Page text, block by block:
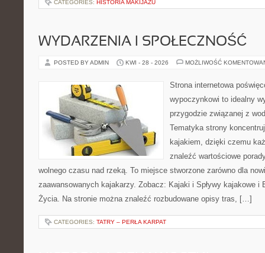
CATEGORIES: HISTORIA MAKIJAŻU
WYDARZENIA I SPOŁECZNOŚĆ
POSTED BY ADMIN KWI - 28 - 2026 MOŻLIWOŚĆ
Strona internetowa
wypoczynkowi to idealny
przygodzie związanej z
Tematyka strony
kajakiem, dzięki czemu
znaleźć wartościowe
wolnego czasu nad rzeką. To miejsce stworzone zarówno dla
zaawansowanych kajakarzy. Zobacz: Kajaki i Spływy kajakowe i
Życia. Na stronie można znaleźć rozbudowane opisy tras, […]
CATEGORIES: TATRY – PERŁA KARPAT